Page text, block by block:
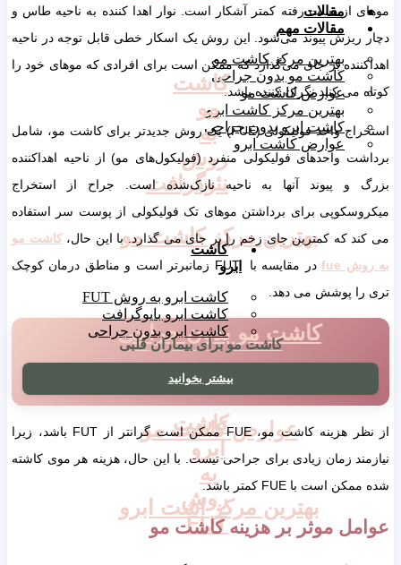
مقالات
مقالات مهم
بهترین مرکز کاشت مو
کاشت مو بدون جراحی
عوارض کاشت مو
بهترین مرکز کاشت ابرو
کاشت ابرو بدون جراحی
عوارض کاشت ابرو
بهترین مرکز کاشت مو
کاشت مو بدون جراحی
عوارض کاشت مو
بهترین مرکز اشت ابرو
کاشت
مو
به
روش
نئوگرافت
کاشت
ابرو
کاشت ابرو به روش FUT
کاشت ابرو بایوگرافت
کاشت ابرو بدون جراحی
کاشت
ابرو
به
روش
FUT
موهای از دست رفته کمتر آشکار است. نوار اهدا کننده به ناحیه طاس و
دچار ریزش پیوند می‌شود. این روش یک اسکار خطی قابل توجه در ناحیه
اهداکننده بر جای می‌گذارد که ممکن است برای افرادی که موهای خود را
کوتاه می کنند نگران کننده باشد.
استخراج واحد فولیکولی (FUE) یک روش جدیدتر برای کاشت مو، شامل
برداشت واحدهای فولیکولی منفرد (فولیکول‌های مو) از ناحیه اهداکننده
بزرگ و پیوند آنها به ناحیه نازک‌شده است. جراح از استخراج
میکروسکوپی برای برداشتن موهای تک فولیکولی از پوست سر استفاده
می کند که کمترین جای زخم را بر جای می گذارد. با این حال،کاشت مو
به روش fue
در مقایسه با FUT زمان‎برتر است و مناطق درمان کوچک
تری را پوشش می دهد.
کاشت مو برای بیماران قلبی
بیشتر بخوانید
از نظر هزینه کاشت مو، FUE ممکن است گران‎تر از FUT باشد، زیرا
نیازمند زمان زیادی برای جراحی نیست. با این حال، هزینه هر موی کاشته
شده ممکن است با FUE کمتر باشد.
عوامل موثر بر هزینه کاشت مو